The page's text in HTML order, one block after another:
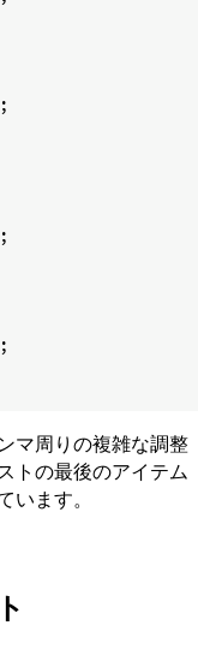
;
;
;
マ周りの複雑な調整
トの最後のアイテム
います。